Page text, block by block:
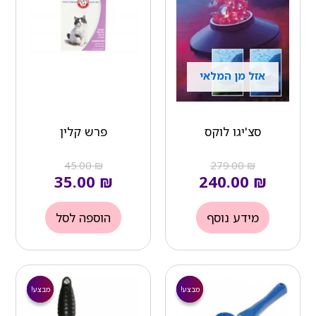
אזל מן המלאי
סצ'יגו לוקס
₪
279.00
₪
מידע נוסף
פרש קלין
₪
45.00
₪
הוספה לסל
מבצע!
מבצע!
המחיר
המקורי
המחיר
הנוכחי
מבצע!
מבצע!
המחיר
המקורי
המחיר
הנוכחי